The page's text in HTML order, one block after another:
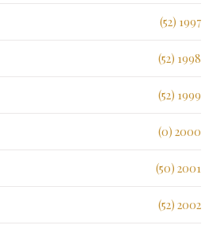
1997 (52)
1998 (52)
1999 (52)
2000 (0)
2001 (50)
2002 (52)